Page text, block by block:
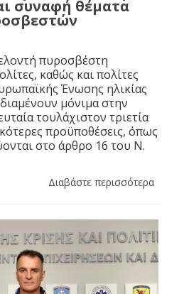
συναφή θέματα
πυροσβέστη
καθώς και πολίτες
Ένωσης ηλικίας
μόνιμα στην
τουλάχιστον τριετία
προϋποθέσεις, όπως
στο άρθρο 16 του N.
Διαβάστε περισσότερα